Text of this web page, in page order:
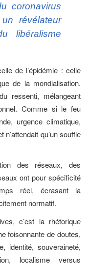
coronavirus
révélateur
libéralisme
de l’épidémie : celle
de la mondialisation.
ressenti, mélangeant
Comme si le feu
urgence climatique,
qu’un souffle
des réseaux, des
ont pour spécificité
réel, écrasant la
normatif.
c’est la rhétorique
foisonnante de doutes,
identité, souveraineté,
localisme versus